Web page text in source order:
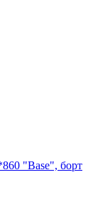
"Base", борт